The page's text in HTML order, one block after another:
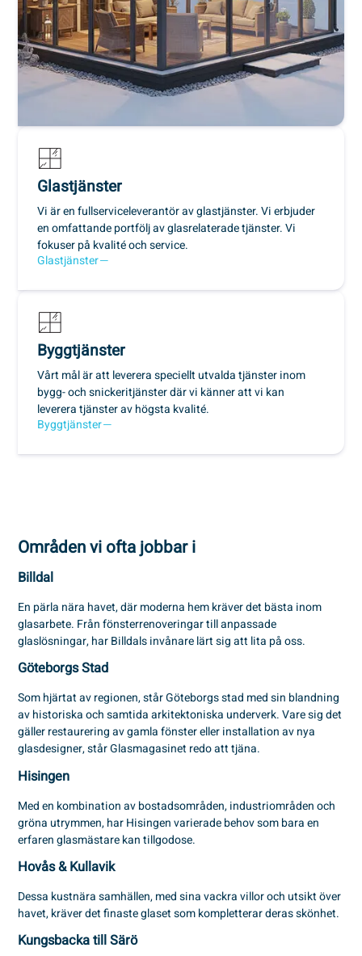
Glastjänster
Vi är en fullserviceleverantör av glastjänster. Vi erbjuder
en omfattande portfölj av glasrelaterade tjänster. Vi
fokuser på kvalité och service.
Glastjänster
Byggtjänster
Vårt mål är att leverera speciellt utvalda tjänster inom
bygg- och snickeritjänster där vi känner att vi kan
leverera tjänster av högsta kvalité.
Byggtjänster
Områden vi ofta jobbar i
Billdal
En pärla nära havet, där moderna hem kräver det bästa inom
glasarbete. Från fönsterrenoveringar till anpassade
glaslösningar, har Billdals invånare lärt sig att lita på oss.
Göteborgs Stad
Som hjärtat av regionen, står Göteborgs stad med sin blandning
av historiska och samtida arkitektoniska underverk. Vare sig det
gäller restaurering av gamla fönster eller installation av nya
glasdesigner, står Glasmagasinet redo att tjäna.
Hisingen
Med en kombination av bostadsområden, industriområden och
gröna utrymmen, har Hisingen varierade behov som bara en
erfaren glasmästare kan tillgodose.
Hovås & Kullavik
Dessa kustnära samhällen, med sina vackra villor och utsikt över
havet, kräver det finaste glaset som kompletterar deras skönhet.
Kungsbacka till Särö